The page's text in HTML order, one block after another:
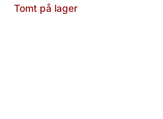
512GB SSD Storage
Tomt på lager